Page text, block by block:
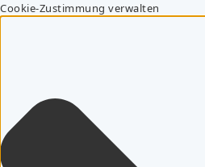
Cookie-Zustimmung verwalten